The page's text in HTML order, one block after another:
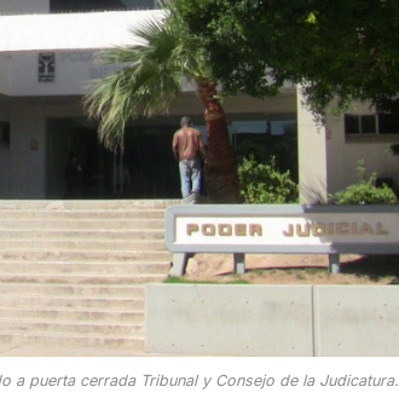
a puerta cerrada Tribunal y Consejo de la Judicatura.